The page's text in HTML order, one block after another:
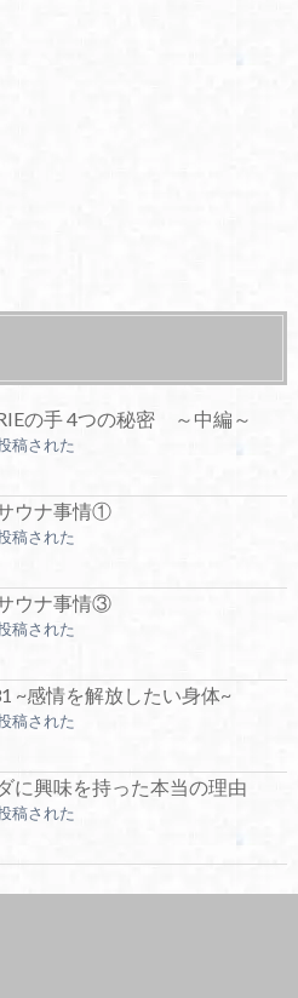
の手 4つの秘密 ～中編～
稿された
ウナ事情①
稿された
ウナ事情③
稿された
~感情を解放したい身体~
稿された
に興味を持った本当の理由
稿された